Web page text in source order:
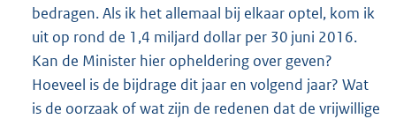
bedragen. Als ik het allemaal bij elkaar optel, kom ik
uit op rond de 1,4 miljard dollar per 30 juni 2016.
Kan de Minister hier opheldering over geven?
Hoeveel is de bijdrage dit jaar en volgend jaar? Wat
is de oorzaak of wat zijn de redenen dat de vrijwillige